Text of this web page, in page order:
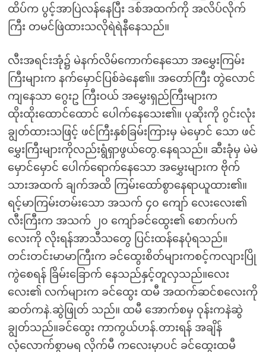
ထိပ်က ပွင့်အာပြဲလန်နေပြီး ဒစ်အထက်ကို အလိပ်လိုက်
ကြီး တမင်ဖြဲထားသလိုရဲရဲနီနေသည်။
လီးအရင်းအုံ၌ မဲနက်လိမ်ကောက်နေသော အမွှေးကြမ်း
ကြီးများက နက်မှောင်ပြစ်ခဲနေ၏။ အတော်ကြီး တွဲလောင်
ကျနေသာ ဂွေးဥ ကြီးဝယ် အမွှေးရှည်ကြီးများက
ထိုးထိုးထောင်ထောင် ပေါက်နေသေး၏။ ပုဆိုးကို ဂွင်းလုံး
ချွတ်ထားသဖြင့် ဖင်ကြီးနှစ်ခြမ်းကြားမှ မဲမှောင် သော ဖင်
မွှေးကြီးများကိုလည်းရွံရှာဖွယ်တွေ.နေရသည်။ ဆီးခုံမှ မဲမဲ
မှောင်မှောင် ပေါက်ရောက်နေသော အမွှေးများက ဗိုက်
သားအထက် ချက်အထိ ကြမ်းထော်စွာနေရာယူထား၏။
ရင့်မာကြမ်းတမ်းသော အသက် ၄၀ ကျော် လေးလေး၏
လီးကြီးက အသက် ၂၀ ကျော်ခင်ထွေး၏ စောက်ပက်
လေးကို လိုးရန်အာသီသတွေ ပြင်းထန်နေပုံရသည်။
တင်းတင်းမာမာကြီးက ခင်ထွေးစိတ်များကစင့်ကလျားပြို
ကွဲစေရန် ခြိမ်းခြောက် နေသည်နှင့်တူလှသည်။လေး
လေး၏ လက်များက ခင်ထွေး ထမီ အထက်ဆင်စလေးကို
ဆတ်ကနဲ.ဆွဲဖြုတ် သည်။ ထမီ အောက်စမှ ဝုန်းကနဲဆွဲ
ချွတ်သည်။ခင်ထွေး ကာကွယ်ဟန်.တားရန် အချိန်
လုံလောက်စွာမရ လိုက်မီ ကလေးမှာပင် ခင်ထွေးထမီ